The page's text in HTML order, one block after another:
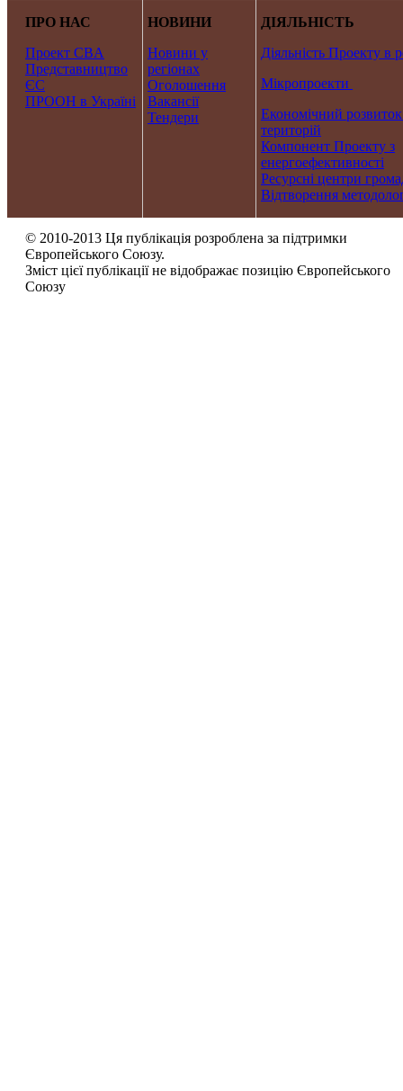
ПРО НАС
Проект CBA
Представництво
ЄС
ПРООН в Україні
НОВИНИ
Новини у
регіонах
Оголошення
Вакансії
Тендери
ДІЯЛЬНІСТЬ
Діяльність Проекту в
Мікропроекти
Економічний розвиток
територій
Компонент Проекту з
енергоефективності
Ресурсні центри
Відтворення
© 2010-2013 Ця публікація розроблена за підтримки
Європейського Союзу.
Зміст цієї публікації не відображає позицію Європейського
Союзу